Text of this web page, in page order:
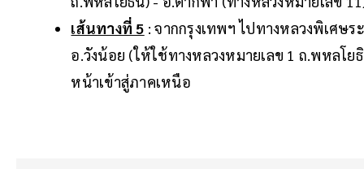
เส้นทางที่ 5 : จากกรุงเทพฯ ไปทางหลวงพิเศษ
อ.วังน้อย (ให้ใช้ทางหลวงหมายเลข 1 ถ.พหลโ
หน้าเข้าสู่ภาคเหนือ